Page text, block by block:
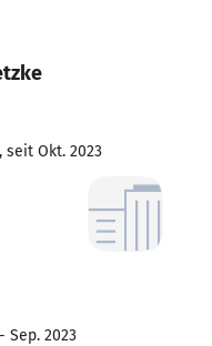
seit Okt. 2023
Sep. 2023